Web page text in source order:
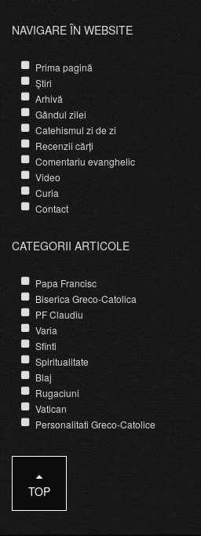
NAVIGARE ÎN WEBSITE
Prima pagină
Știri
Arhivă
Gândul zilei
Catehismul zi de zi
Recenzii cărți
Comentariu evanghelic
Video
Curia
Contact
CATEGORII ARTICOLE
Papa Francisc
Biserica Greco-Catolica
PF Claudiu
Varia
Sfinti
Spiritualitate
Blaj
Rugaciuni
Vatican
Personalitati Greco-Catolice
TOP